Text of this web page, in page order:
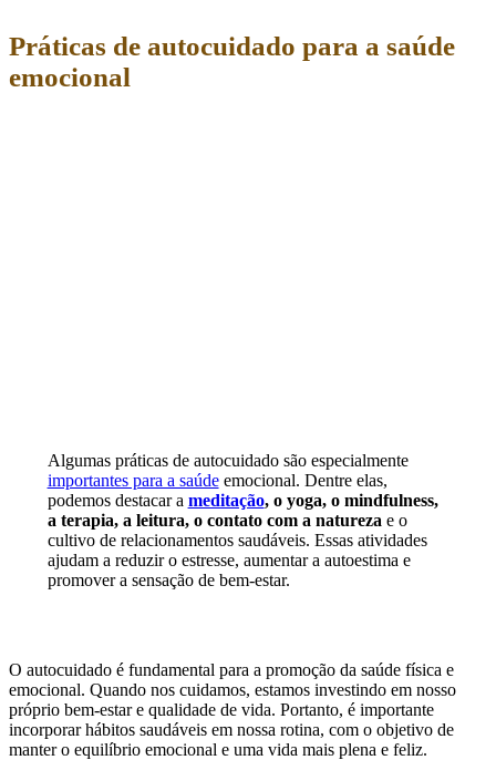
Práticas de autocuidado para a saúde
emocional
Algumas práticas de autocuidado são especialmente
importantes para a saúdeemocional. Dentre elas,
podemos destacar a meditação, o yoga, o mindfulness,
a terapia, a leitura, o contato com a natureza e o
cultivo de relacionamentos saudáveis. Essas atividades
ajudam a reduzir o estresse, aumentar a autoestima e
promover a sensação de bem-estar.
O autocuidado é fundamental para a promoção da saúde física e
emocional. Quando nos cuidamos, estamos investindo em nosso
próprio bem-estar e qualidade de vida. Portanto, é importante
incorporar hábitos saudáveis em nossa rotina, com o objetivo de
manter o equilíbrio emocional e uma vida mais plena e feliz.